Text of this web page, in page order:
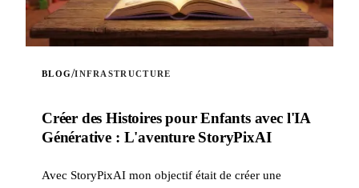
BLOG/INFRASTRUCTURE
Créer des Histoires pour Enfants avec l'IA
Générative : L'aventure StoryPixAI
Avec StoryPixAI mon objectif était de créer une